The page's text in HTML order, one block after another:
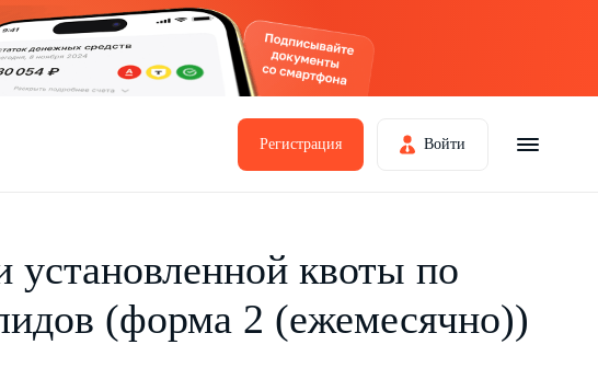
Регистрация Войти
квоты по
(форма 2 (ежемесячно))